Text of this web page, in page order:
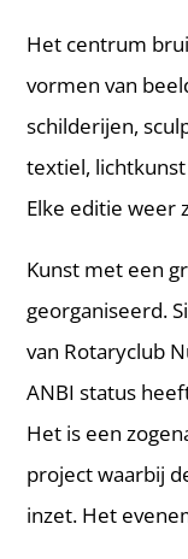
Het centrum
vormen van
schilderijen,
textiel,
Elke editie weer
Kunst met een
georganiseerd.
van Rotaryclub
ANBI status
Het is een
project waarbij
inzet. Het